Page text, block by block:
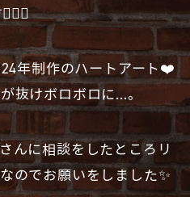
年制作のハートアート❤️
抜けボロボロに…。
んに相談をしたところリ
のでお願いをしました✨